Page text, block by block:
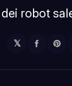
robot
𝕏